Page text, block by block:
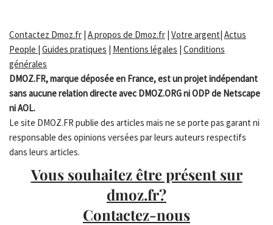
Contactez Dmoz.fr | A propos de Dmoz.fr | Votre argent| Actus
People | Guides pratiques | Mentions légales | Conditions
générales
DMOZ.FR, marque déposée en France, est un projet indépendant
sans aucune relation directe avec DMOZ.ORG ni ODP de Netscape
ni AOL.
Le site DMOZ.FR publie des articles mais ne se porte pas garant ni
responsable des opinions versées par leurs auteurs respectifs
dans leurs articles.
Vous souhaitez être présent sur
dmoz.fr?
Contactez-nous